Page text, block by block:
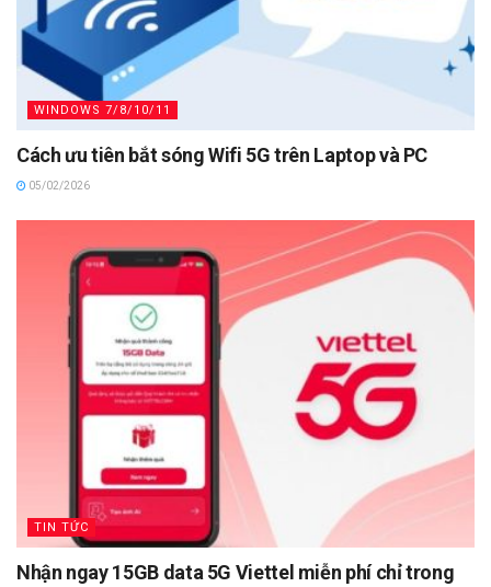
WINDOWS 7/8/10/11
Cách ưu tiên bắt sóng Wifi 5G trên Laptop và PC
05/02/2026
TIN TỨC
Nhận ngay 15GB data 5G Viettel miễn phí chỉ trong